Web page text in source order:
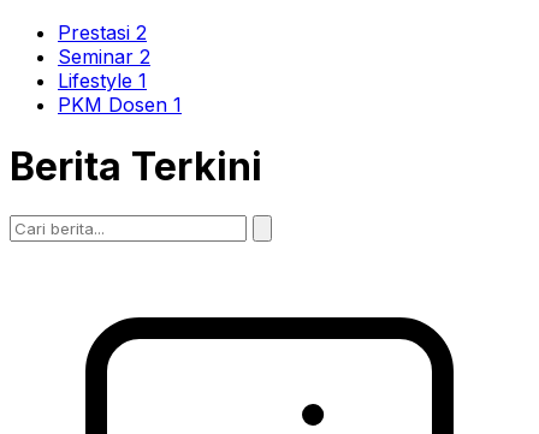
Prestasi 2
Seminar 2
Lifestyle 1
PKM Dosen 1
Berita Terkini